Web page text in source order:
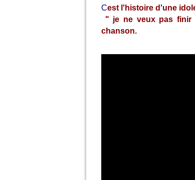
Cest l'histoire d'une
" je ne veux pas finir
chanson.